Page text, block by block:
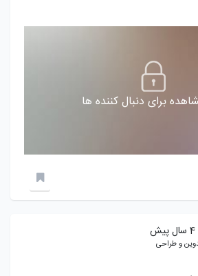
برای دنبال کننده ها
4 سال پیش
و طراحی